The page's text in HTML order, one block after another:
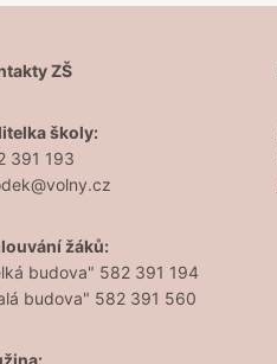
ZŠ
školy:
391 193
žáků:
budova" 582 391 194
budova" 582 391 560